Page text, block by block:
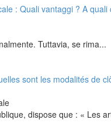
: Quali vantaggi ? A
Tuttavia, se rima...
sont les modalités de
dispose que : « Les